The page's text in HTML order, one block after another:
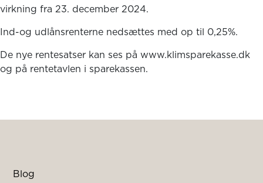
virkning fra 23. december 2024.
Ind-og udlånsrenterne nedsættes med op til 0,25%.
De nye rentesatser kan ses på www.klimsparekasse.dk
og på rentetavlen i sparekassen.
Blog